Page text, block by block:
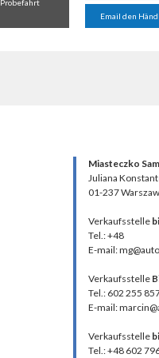
Probefahrt
Email den
Miasteczko
Juliana
01-237
Verkaufsstelle
Tel.: +48
E-mail:
Verkaufsstelle
Tel.: 602 255
E-mail:
Verkaufsstelle
Tel.: +48 602